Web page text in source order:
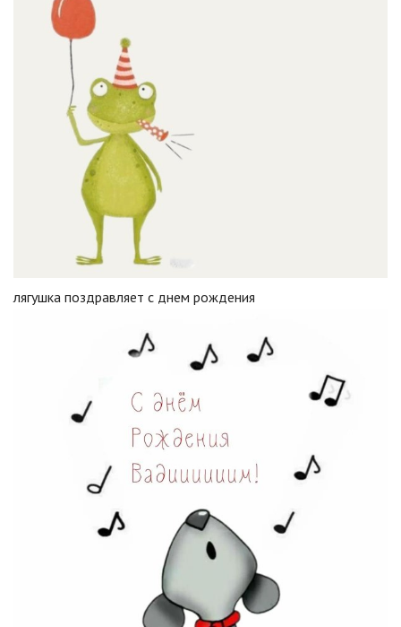
лягушка поздравляет с днем рождения